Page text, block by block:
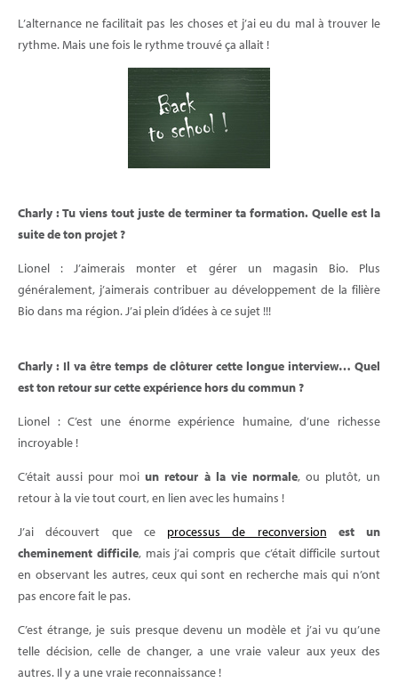
L’alternance ne facilitait pas les choses et j’ai eu du mal à trouver le
rythme. Mais une fois le rythme trouvé ça allait !
Charly : Tu viens tout juste de terminer ta formation. Quelle est la
suite de ton projet ?
Lionel : J’aimerais monter et gérer un magasin Bio. Plus
généralement, j’aimerais contribuer au développement de la filière
Bio dans ma région. J’ai plein d’idées à ce sujet !!!
Charly : Il va être temps de clôturer cette longue interview… Quel
est ton retour sur cette expérience hors du commun ?
Lionel : C’est une énorme expérience humaine, d’une richesse
incroyable !
C’était aussi pour moiun retour à la vie normale, ou plutôt, un
retour à la vie tout court, en lien avec les humains !
J’ai découvert que ce processus de reconversion est un
cheminement difficile, mais j’ai compris que c’était difficile surtout
en observant les autres, ceux qui sont en recherche mais qui n’ont
pas encore fait le pas.
C’est étrange, je suis presque devenu un modèle et j’ai vu qu’une
telle décision, celle de changer, a une vraie valeur aux yeux des
autres. Il y a une vraie reconnaissance !